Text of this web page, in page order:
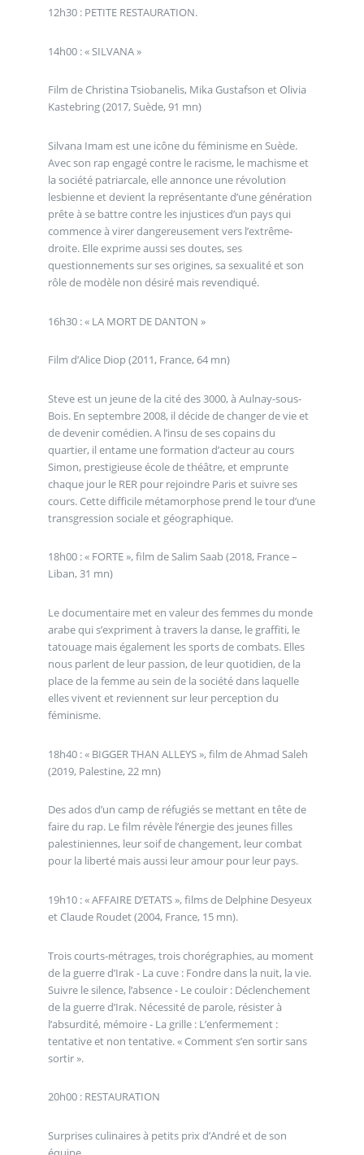
12h30 : PETITE RESTAURATION.
14h00 : « SILVANA »
Film de Christina Tsiobanelis, Mika Gustafson et Olivia
Kastebring (2017, Suède, 91 mn)
Silvana Imam est une icône du féminisme en Suède.
Avec son rap engagé contre le racisme, le machisme et
la société patriarcale, elle annonce une révolution
lesbienne et devient la représentante d’une génération
prête à se battre contre les injustices d’un pays qui
commence à virer dangereusement vers l’extrême-
droite. Elle exprime aussi ses doutes, ses
questionnements sur ses origines, sa sexualité et son
rôle de modèle non désiré mais revendiqué.
16h30 : « LA MORT DE DANTON »
Film d’Alice Diop (2011, France, 64 mn)
Steve est un jeune de la cité des 3000, à Aulnay-sous-
Bois. En septembre 2008, il décide de changer de vie et
de devenir comédien. A l’insu de ses copains du
quartier, il entame une formation d’acteur au cours
Simon, prestigieuse école de théâtre, et emprunte
chaque jour le RER pour rejoindre Paris et suivre ses
cours. Cette difficile métamorphose prend le tour d’une
transgression sociale et géographique.
18h00 : « FORTE », film de Salim Saab (2018, France –
Liban, 31 mn)
Le documentaire met en valeur des femmes du monde
arabe qui s’expriment à travers la danse, le graffiti, le
tatouage mais également les sports de combats. Elles
nous parlent de leur passion, de leur quotidien, de la
place de la femme au sein de la société dans laquelle
elles vivent et reviennent sur leur perception du
féminisme.
18h40 : « BIGGER THAN ALLEYS », film de Ahmad Saleh
(2019, Palestine, 22 mn)
Des ados d’un camp de réfugiés se mettant en tête de
faire du rap. Le film révèle l’énergie des jeunes filles
palestiniennes, leur soif de changement, leur combat
pour la liberté mais aussi leur amour pour leur pays.
19h10 : « AFFAIRE D’ETATS », films de Delphine Desyeux
et Claude Roudet (2004, France, 15 mn).
Trois courts-métrages, trois chorégraphies, au moment
de la guerre d’Irak - La cuve : Fondre dans la nuit, la vie.
Suivre le silence, l’absence - Le couloir : Déclenchement
de la guerre d’Irak. Nécessité de parole, résister à
l’absurdité, mémoire - La grille : L’enfermement :
tentative et non tentative. « Comment s’en sortir sans
sortir ».
20h00 : RESTAURATION
Surprises culinaires à petits prix d’André et de son